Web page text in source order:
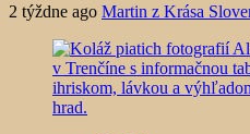
2 týždne ago Martin z Krása